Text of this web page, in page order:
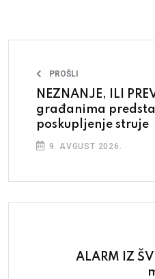
PROŠLI
NEZNANJE, ILI
građanima
poskupljenje struje
9. AVGUST 2026.
ALARM IZ